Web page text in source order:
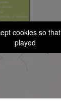
cookies so
played